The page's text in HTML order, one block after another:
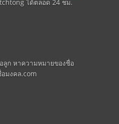
ได้ตลอด 24 ชม.
ลูก หาความหมายของชื่อ
มงคล.com